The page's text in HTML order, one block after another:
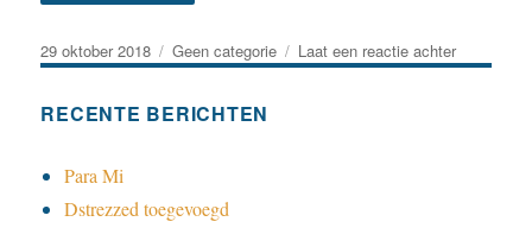
Geplaatst
op
29 oktober 2018 Categorieën
Geen categorie Laat een reactie achterop
MAC
RECENTE BERICHTEN
Para Mi
Dstrezzed toegevoegd